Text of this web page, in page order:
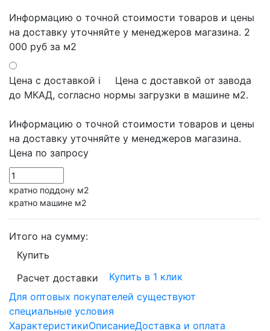
Информацию о точной стоимости товаров и цены
на доставку уточняйте у менеджеров магазина. 2
000 руб за м2
Цена с доставкой i
Цена с доставкой от завода
до МКАД, согласно нормы загрузки в машине м2.
Информацию о точной стоимости товаров и цены
на доставку уточняйте у менеджеров магазина.
Цена по запросу
кратно поддону м2
кратно машине м2
Итого на сумму:
Купить
Расчет доставки
Купить в 1 клик
Для оптовых покупателей существуют
специальные условия
ХарактеристикиОписаниеДоставка и оплата